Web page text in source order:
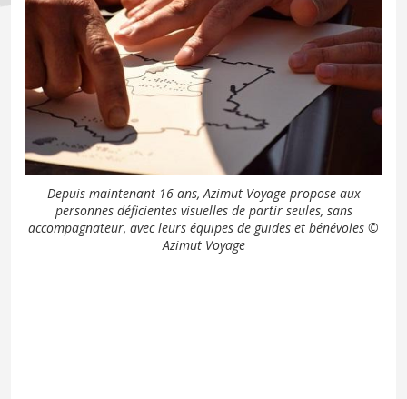
Depuis maintenant 16 ans, Azimut Voyage propose aux
personnes déficientes visuelles de partir seules, sans
accompagnateur, avec leurs équipes de guides et bénévoles ©
Azimut Voyage